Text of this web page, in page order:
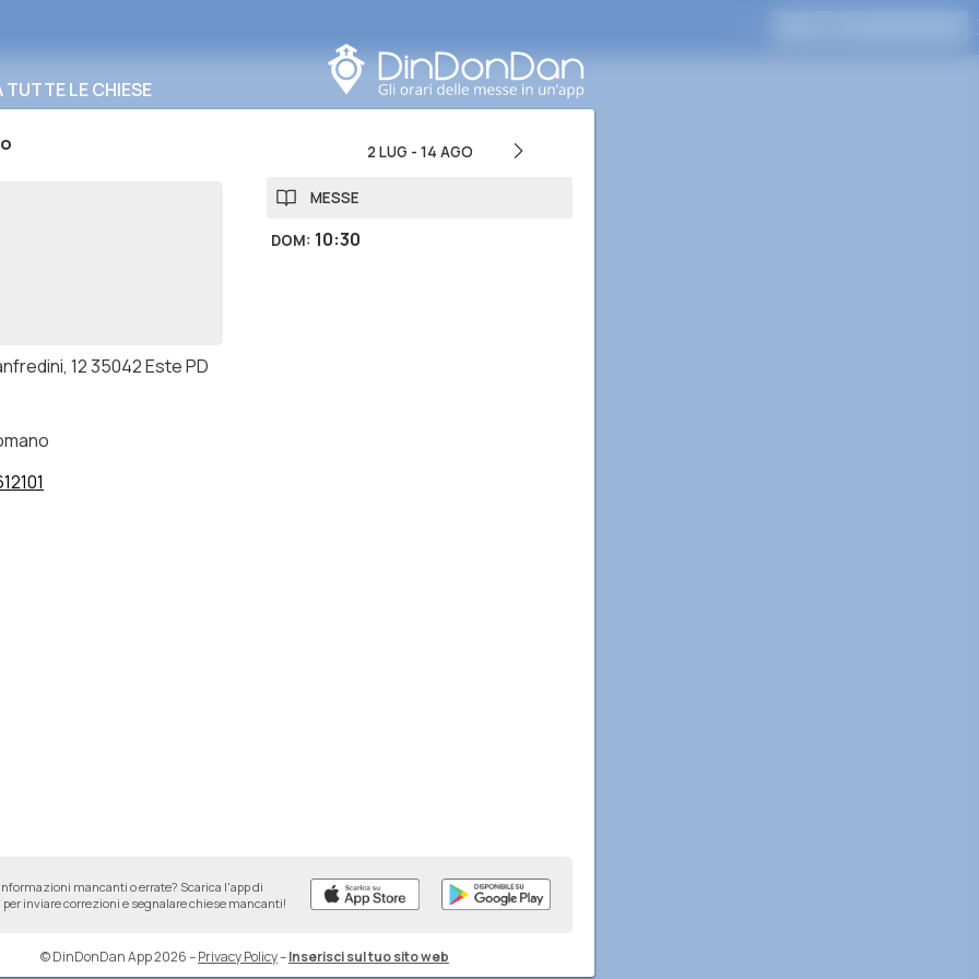
LE CHIESE
12 35042 Este PD
2 LUG - 14 AGO
MESSE
DOM: 10:30
mancanti o errate? Scarica l'app di
per inviare correzioni e segnalare chiese mancanti!
© DinDonDan App 2026–Privacy Policy–Inserisci sul tuo sito web